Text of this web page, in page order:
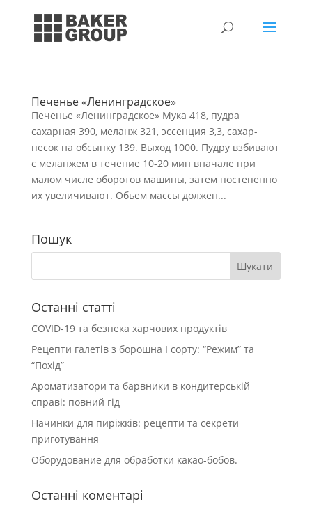
Печенье «Ленинградское»
Печенье «Ленинградское» Мука 418, пудра
сахарная 390, меланж 321, эссенция 3,3, сахар-
песок на обсыпку 139. Выход 1000. Пудру взбивают
с меланжем в течение 10-20 мин вначале при
малом числе оборотов машины, затем постепенно
их увеличивают. Обьем массы должен...
Пошук
Останні статті
COVID-19 та безпека харчових продуктів
Рецепти галетів з борошна І сорту: “Режим” та
“Похід”
Ароматизатори та барвники в кондитерській
справі: повний гід
Начинки для пиріжків: рецепти та секрети
приготування
Оборудование для обработки какао-бобов.
Останні коментарі